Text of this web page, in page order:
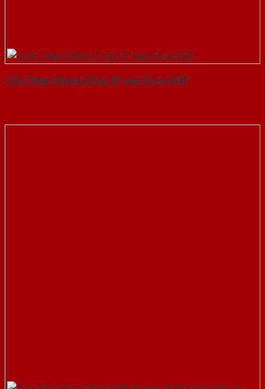
Cửa Thép Chống Cháy 2P van Gỗ-a-SGD